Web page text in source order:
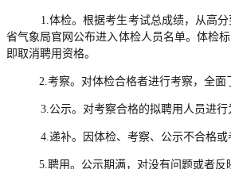
1.体检。根据考生考试总成绩，从高
省气象局官网公布进入体检人员名单。体检
即取消聘用资格。
2.考察。对体检合格者进行考察，全
3.公示。对考察合格的拟聘用人员进行
4.递补。因体检、考察、公示不合格
5.聘用。公示期满，对没有问题或者